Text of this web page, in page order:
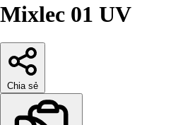
Mixlec 01 UV
Chia sẻ